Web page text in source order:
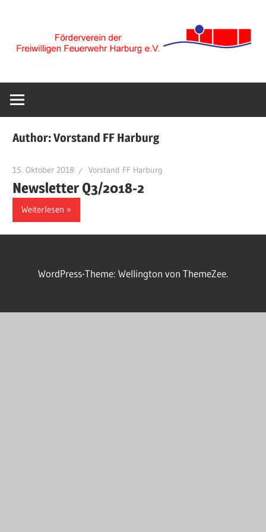
springen
Förderverein
der
Freiwilligen
Feuerwehr
Harburg
e.V.
Author:Vorstand FF Harburg
15. Oktober 2018 Vorstand FF Harburg
Newsletter Q3/2018-2
Weiterlesen
WordPress-Theme: Wellington von ThemeZee.